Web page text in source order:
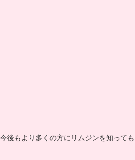
今後もより多くの方にリムジンを知って